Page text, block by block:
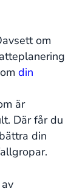
om
din
är
Där får du
din